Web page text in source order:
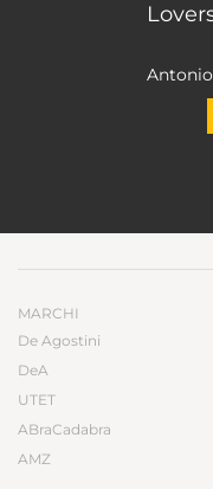
MARCHI
De Agostini
DeA
UTET
ABraCadabra
AMZ